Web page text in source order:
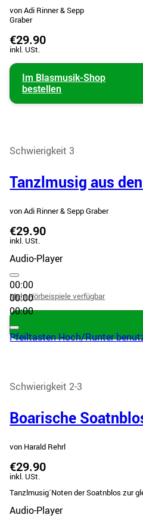
von Adi Rinner & Sepp
Graber
€29.90
inkl. USt.
Im Blasmusik-Shop
bestellen
Schwierigkeit 3
Tanzlmusig aus
von Adi Rinner & Sepp Graber
€29.90
inkl. USt.
Audio-Player
00:00
00:00
00:00
Pfeiltasten Hoch/Runter
Mehr Hörbeispiele verfügbar
Schwierigkeit 2-3
Boarische
von Harald Rehrl
€29.90
inkl. USt.
Tanzlmusig´Noten der Soatnblos zur
Audio-Player